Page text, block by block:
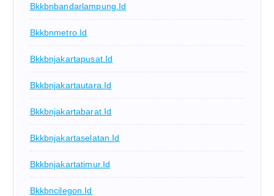
Bkkbnbandarlampung.id
Bkkbnmetro.id
Bkkbnjakartapusat.id
Bkkbnjakartautara.id
Bkkbnjakartabarat.id
Bkkbnjakartaselatan.id
Bkkbnjakartatimur.id
Bkkbncilegon.id